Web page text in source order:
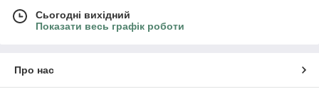
Сьогодні вихідний
Показати весь графік роботи
Про нас